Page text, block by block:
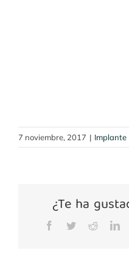
7 noviembre, 2017 | Implante
¿Te ha
Facebook
TwitterReddit